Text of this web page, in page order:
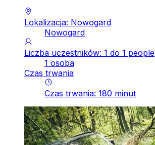
Lokalizacja: Nowogard
Nowogard
Liczba uczestników: 1 do 1 people
1 osoba
Czas trwania
Czas trwania: 180 minut